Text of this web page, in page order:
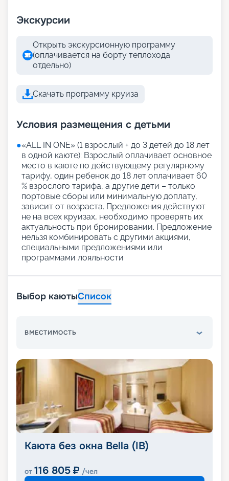
Экскурсии
Открыть экскурсионную программу
(оплачивается на борту теплохода
отдельно)
Скачать программу круиза
Условия размещения с детьми
●«АLL IN ONE» (1 взрослый + до 3 детей до 18 лет
в одной каюте): Взрослый оплачивает основное
место в каюте по действующему регулярному
тарифу, один ребенок до 18 лет оплачивает 60
% взрослого тарифа, а другие дети – только
портовые сборы или минимальную доплату,
зависит от возраста. Предложения действуют
не на всех круизах, необходимо проверять их
актуальность при бронировании. Предложение
нельзя комбинировать с другими акциями,
специальными предложениями или
программами лояльности
Выбор каютыСписок
ВМЕСТИМОСТЬ
Каюта без окна Bella (IB)
от 116 805 ₽ /чел